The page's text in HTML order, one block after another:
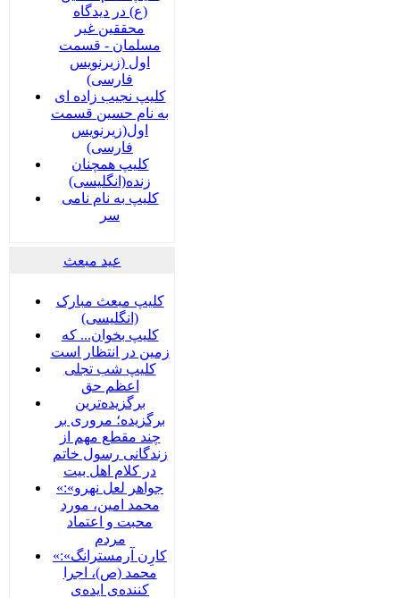
(ع) در دیدگاه
محققین غیر
مسلمان - قسمت
اول (زیرنویس
فارسی)
کلیپ نجیب زاده ای
به نام حسین قسمت
اول(زیرنویس
فارسی)
کلیپ همچنان
زنده(انگلیسی)
کلیپ به نام نامی
سر
عید مبعث
کلیپ مبعث مبارک
(انگلیسی)
کلیپ بخوان... که
زمین در انتظار است
کلیپ شب تجلی
اعظم حق
برگزیده‌ترین
برگزیده؛ مروری بر
چند مقطع مهم از
زندگانی رسول خاتم
در کلام اهل بیت
«جواهر لعل نهرو»:
محمد امین، مورد
محبت و اعتماد
مردم
«کارِن آرمسترانگ»:
محمد (ص)، اجرا
کننده‌ی ایده‌ی